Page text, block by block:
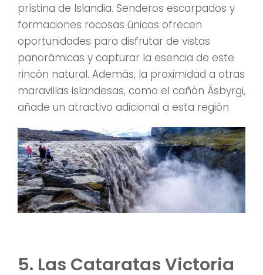
prístina de Islandia. Senderos escarpados y
formaciones rocosas únicas ofrecen
oportunidades para disfrutar de vistas
panorámicas y capturar la esencia de este
rincón natural. Además, la proximidad a otras
maravillas islandesas, como el cañón Ásbyrgi,
añade un atractivo adicional a esta región
5. Las Cataratas Victoria